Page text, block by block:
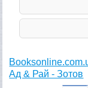
Ад & Рай - Зотов